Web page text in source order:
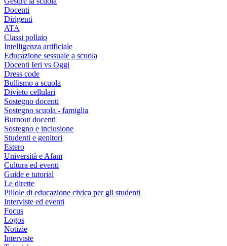
Docenti
Dirigenti
ATA
Classi pollaio
Intelligenza artificiale
Educazione sessuale a scuola
Docenti Ieri vs Oggi
Dress code
Bullismo a scuola
Divieto cellulari
Sostegno docenti
Sostegno scuola - famiglia
Burnout docenti
Sostegno e inclusione
Studenti e genitori
Estero
Università e Afam
Cultura ed eventi
Guide e tutorial
Le dirette
Pillole di educazione civica per gli studenti
Interviste ed eventi
Focus
Logos
Notizie
Interviste